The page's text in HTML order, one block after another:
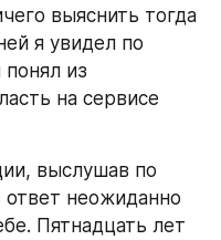
выяснить тогда
я увидел по
из
на сервисе
выслушав по
неожиданно
Пятнадцать лет